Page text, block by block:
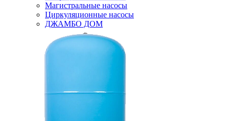
Магистральные насосы
Циркуляционные насосы
ДЖАМБО ДОМ